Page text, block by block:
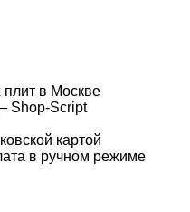
плит в Москве
Shop-Script